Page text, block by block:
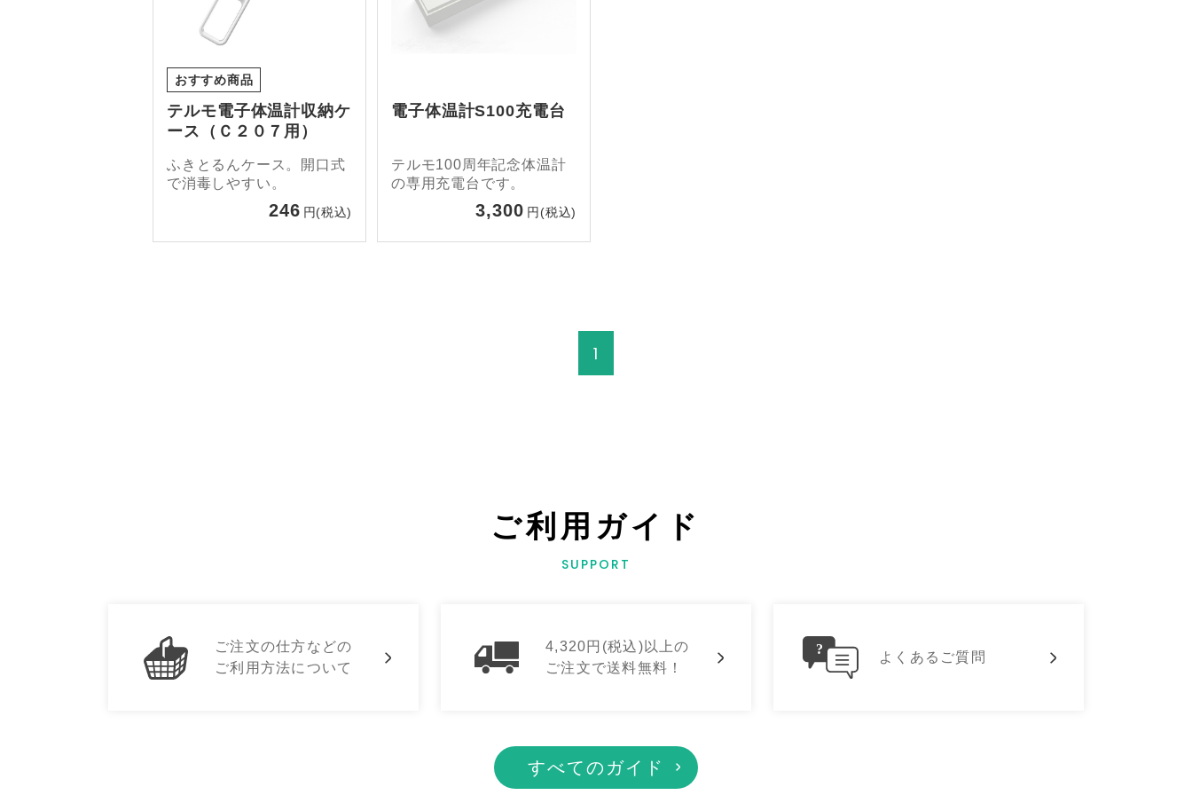
おすすめ商品
テルモ電子体温計収納ケ
ース（Ｃ２０７用）
ふきとるんケース。開口式
で消毒しやすい。
246 円(税込)
電子体温計S100充電台
テルモ100周年記念体温計
の専用充電台です。
3,300 円(税込)
1
ご利用ガイド
SUPPORT
ご注文の仕方などの
ご利用方法について
4,320円(税込)以上の
ご注文で送料無料！
よくあるご質問
すべてのガイド